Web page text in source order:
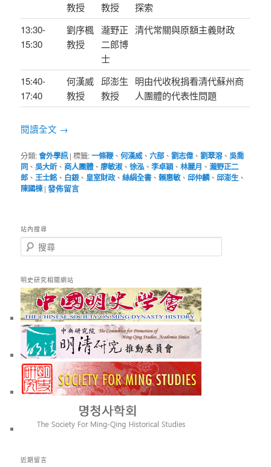
教授
教授
探索
13:30-
15:30
劉序楓
教授
瀧野正
二郎博
士
清代常關與原額主義財政
15:40-
17:40
何漢威
教授
邱澎生
教授
明由代收稅捐看清代蘇州商
人團體的代表性問題
閱讀全文 →
分類:會外學訊 |標籤:一條鞭、何漢威、六部、劉志偉、劉翠溶、吳喬
同 、吳大昕、商人團體、 廖敏淑 、徐泓、李卓穎、林麗月 、瀧野正二
郎 、王士銘 、 白銀、 皇室財政、絲絹全書、賴惠敏、邱仲麟、邱澎生 、
陳國棟 |發佈留言
站內搜尋
搜
尋
明史研究相關網站
近期留言